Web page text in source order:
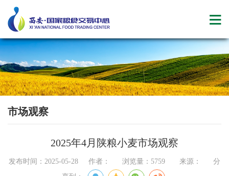
市场观察
2025年4月陕粮小麦市场观察
发布时间：2025-05-28 作者： 浏览量：5759 来源： 分